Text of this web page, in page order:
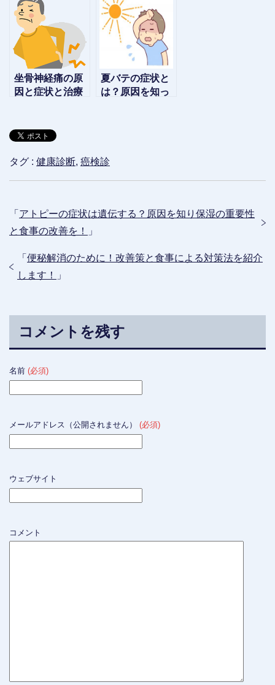
勧め！ステージ
も解説
毒によって防げ
ます！
坐骨神経痛の原
因と症状と治療
～
夏バテの症状と
は？原因を知っ
タグ : 健康診断, 癌検診
「 アトピーの症状は遺伝する？原因を知り保湿の重要性
と食事の改善を！
」
「 便秘解消のために！改善策と食事による対策法を紹介
します！
」
コメントを残す
名前 (必須)
メールアドレス（公開されません） (必須)
ウェブサイト
コメント